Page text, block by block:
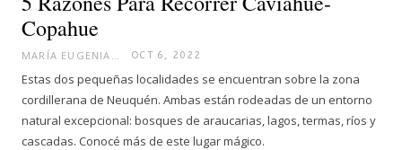
Copahue
OCT 6, 2022
Estas dos pequeñas localidades se encuentran sobre la zona
cordillerana de Neuquén. Ambas están rodeadas de un entorno
natural excepcional: bosques de araucarias, lagos, termas, ríos y
cascadas. Conocé más de este lugar mágico.